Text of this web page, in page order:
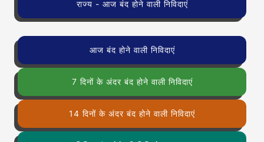
राज्य - आज बंद होने वाली निविदाएं
आज बंद होने वाली निविदाएं
7 दिनों के अंदर बंद होने वाली निविदाएं
14 दिनों के अंदर बंद होने वाली निविदाएं